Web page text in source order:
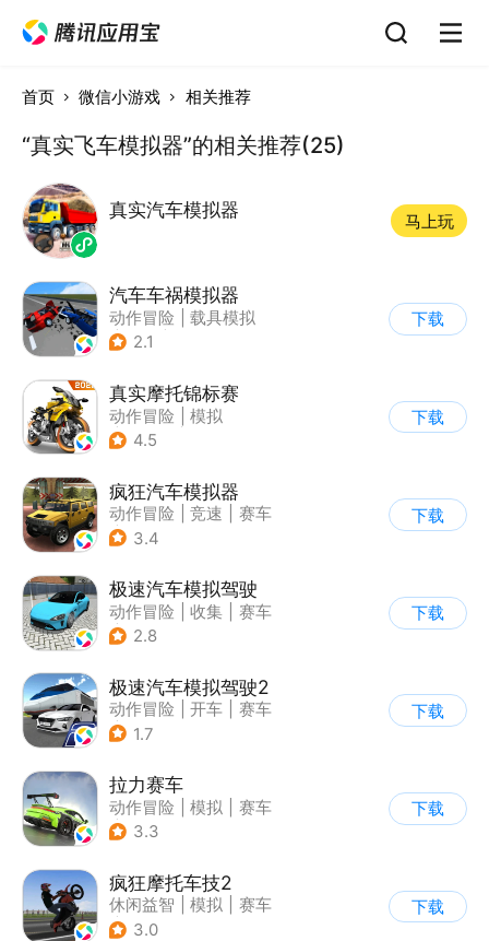
首页 微信小游戏 相关推荐
“真实飞车模拟器”的相关推荐(25)
真实汽车模拟器
马上玩
汽车车祸模拟器
动作冒险
载具模拟
| 汽车
2.1
下载
真实摩托锦标赛
动作冒险
模拟
| 摩托车
4.5
下载
疯狂汽车模拟器
动作冒险 竞速
赛车
| 开放世界
3.4
下载
极速汽车模拟驾驶
动作冒险 收集
赛车
| 漂移
2.8
下载
极速汽车模拟驾驶2
动作冒险 开车
赛车
| 漂移
1.7
下载
拉力赛车
动作冒险 模拟
赛车
| 漂移
3.3
下载
疯狂摩托车技2
休闲益智 模拟
赛车
| 写实
3.0
下载